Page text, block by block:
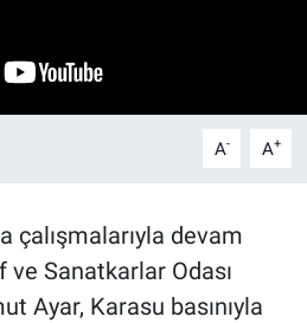
A- A+
çalışmalarıyla devam
Sanatkarlar Odası
Ayar, Karasu basınıyla